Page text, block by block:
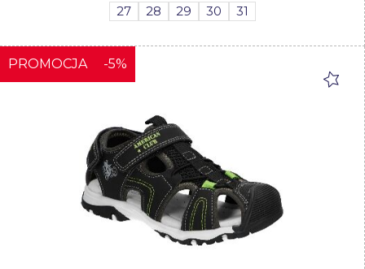
27
28 29 30 31
PROMOCJA -5%